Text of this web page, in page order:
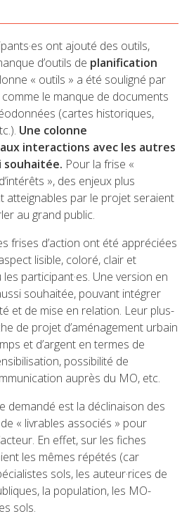
ont ajouté des outils,
d’outils de planification
« outils » a été souligné par
le manque de documents
(cartes historiques,
Une colonne
interactions avec les autres
souhaitée. Pour la frise «
», des enjeux plus
atteignables par le projet seraient
au grand public.
frises d’action ont été appréciées
lisible, coloré, clair et
participant·es. Une version en
souhaitée, pouvant intégrer
et de mise en relation. Leur plus-
de projet d’aménagement urbain
et d’argent en termes de
possibilité de
auprès du MO, etc.
demandé est la déclinaison des
« livrables associés » pour
En effet, sur les fiches
les mêmes répétés (car
sols, les auteur·rices de
la population, les MO-
sols.